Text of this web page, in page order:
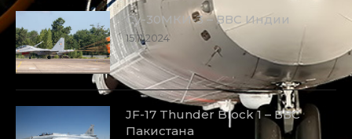
Су-30МКИ-3 – ВВС Индии
15.11.2024
JF-17 Thunder Block 1 – ВВС
Пакистана